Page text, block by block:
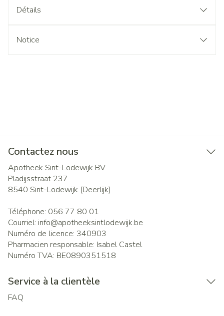
Détails
Notice
Contactez nous
Apotheek Sint-Lodewijk BV
Pladijsstraat 237
8540 Sint-Lodewijk (Deerlijk)
Téléphone: 056 77 80 01
Courriel: info@apotheeksintlodewijk.be
Numéro de licence: 340903
Pharmacien responsable: Isabel Castel
Numéro TVA: BE0890351518
Service à la clientèle
FAQ